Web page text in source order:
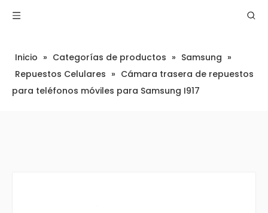
Inicio » Categorías de productos » Samsung »
Repuestos Celulares » Cámara trasera de repuestos
para teléfonos móviles para Samsung I917